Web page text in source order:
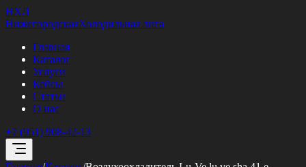
НХЛ
НижегородскаяХолодильная лига
Главная
Каталог
Услуги
Кейсы
Статьи
О нас
+7 (951) 908-42-13